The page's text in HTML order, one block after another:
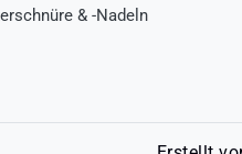
& -Nadeln